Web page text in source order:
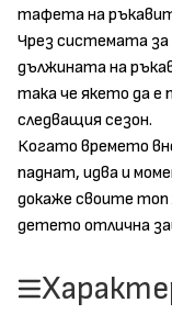
тафета на
Чрез системата за
дължината на
така че якето да е
следващия сезон.
Когато времето
паднат, идва и
докаже своите
детето отлична